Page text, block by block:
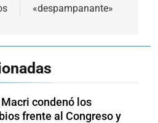
«despampanante»
condenó los
frente al Congreso y